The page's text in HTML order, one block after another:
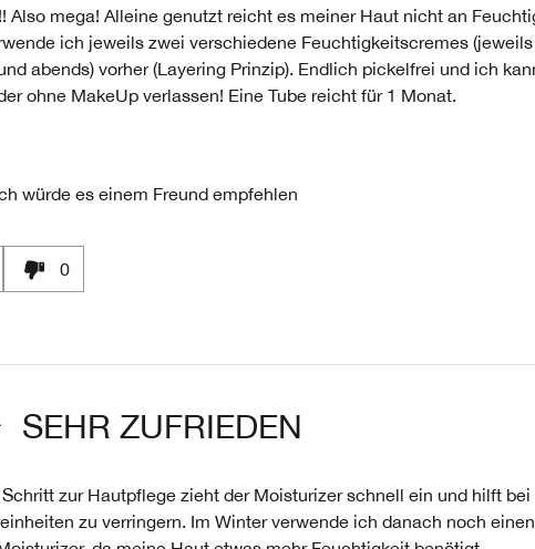
Also mega! Alleine genutzt reicht es meiner Haut nicht an
ich jeweils zwei verschiedene Feuchtigkeitscremes (jeweils
abends) vorher (Layering Prinzip). Endlich pickelfrei und ich
ohne MakeUp verlassen! Eine Tube reicht für 1 Monat.
würde es einem Freund empfehlen
0
SEHR ZUFRIEDEN
zur Hautpflege zieht der Moisturizer schnell ein und hilft bei
zu verringern. Im Winter verwende ich danach noch einen